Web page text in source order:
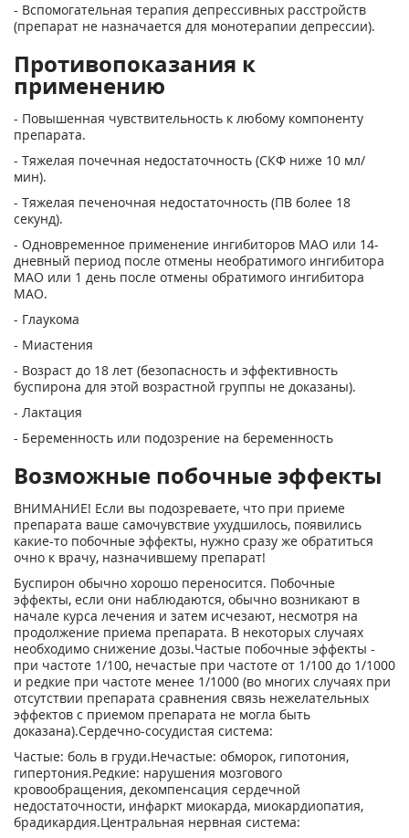
- Вспомогательная терапия депрессивных расстройств
(препарат не назначается для монотерапии депрессии).
Противопоказания к
применению
- Повышенная чувствительность к любому компоненту
препарата.
- Тяжелая почечная недостаточность (СКФ ниже 10 мл/
мин).
- Тяжелая печеночная недостаточность (ПВ более 18
секунд).
- Одновременное применение ингибиторов МАО или 14-
дневный период после отмены необратимого ингибитора
МАО или 1 день после отмены обратимого ингибитора
МАО.
- Глаукома
- Миастения
- Возраст до 18 лет (безопасность и эффективность
буспирона для этой возрастной группы не доказаны).
- Лактация
- Беременность или подозрение на беременность
Возможные побочные эффекты
ВНИМАНИЕ! Если вы подозреваете, что при приеме
препарата ваше самочувствие ухудшилось, появились
какие-то побочные эффекты, нужно сразу же обратиться
очно к врачу, назначившему препарат!
Буспирон обычно хорошо переносится. Побочные
эффекты, если они наблюдаются, обычно возникают в
начале курса лечения и затем исчезают, несмотря на
продолжение приема препарата. В некоторых случаях
необходимо снижение дозы.Частые побочные эффекты -
при частоте 1/100, нечастые при частоте от 1/100 до 1/1000
и редкие при частоте менее 1/1000 (во многих случаях при
отсутствии препарата сравнения связь нежелательных
эффектов с приемом препарата не могла быть
доказана).Сердечно-сосудистая система:
Частые: боль в груди.Нечастые: обморок, гипотония,
гипертония.Редкие: нарушения мозгового
кровообращения, декомпенсация сердечной
недостаточности, инфаркт миокарда, миокардиопатия,
брадикардия.Центральная нервная система: